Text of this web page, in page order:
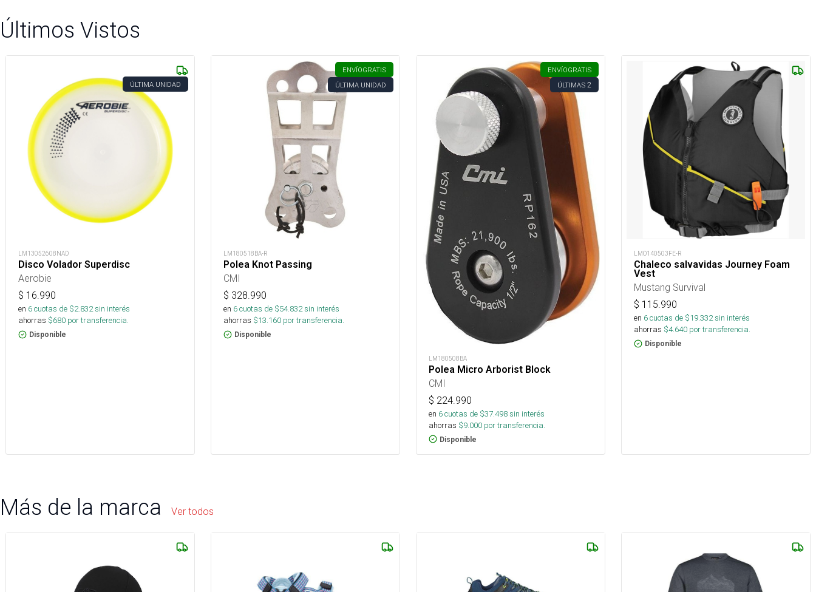
Últimos Vistos
ÚLTIMA UNIDAD
LM13052608NAD
Disco Volador Superdisc
Aerobie
$ 16.990
en 6cuotas de $2.832sin interés
ahorras $680 por transferencia.
Disponible
ENVÍOGRATIS
ÚLTIMA UNIDAD
LM180518BA-R
Polea Knot Passing
CMI
$ 328.990
en 6cuotas de $54.832sin interés
ahorras $13.160 por transferencia.
Disponible
ENVÍOGRATIS
ÚLTIMAS 2
LM180508BA
Polea Micro Arborist Block
CMI
$ 224.990
en 6cuotas de $37.498sin interés
ahorras $9.000 por transferencia.
Disponible
LMO140503FE-R
Chaleco salvavidas Journey Foam
Vest
Mustang Survival
$ 115.990
en 6cuotas de $19.332sin interés
ahorras $4.640 por transferencia.
Disponible
Más de la marca Ver todos